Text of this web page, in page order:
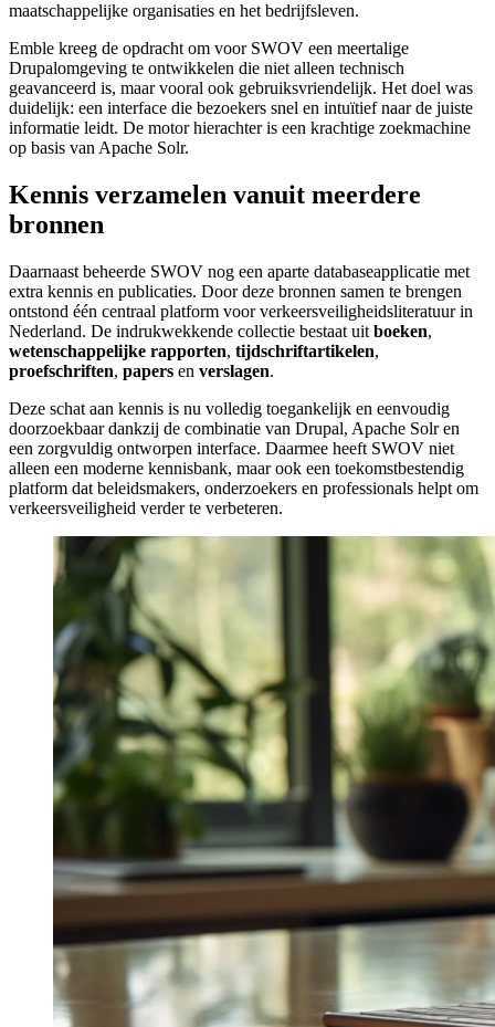
maatschappelijke organisaties en het bedrijfsleven.
Emble kreeg de opdracht om voor SWOV een meertalige
Drupalomgeving te ontwikkelen die niet alleen technisch
geavanceerd is, maar vooral ook gebruiksvriendelijk. Het doel was
duidelijk: een interface die bezoekers snel en intuïtief naar de juiste
informatie leidt. De motor hierachter is een krachtige zoekmachine
op basis van Apache Solr.
Kennis verzamelen vanuit meerdere
bronnen
Daarnaast beheerde SWOV nog een aparte databaseapplicatie met
extra kennis en publicaties. Door deze bronnen samen te brengen
ontstond één centraal platform voor verkeersveiligheidsliteratuur in
Nederland. De indrukwekkende collectie bestaat uit boeken,
wetenschappelijke rapporten, tijdschriftartikelen,
proefschriften, papers en verslagen.
Deze schat aan kennis is nu volledig toegankelijk en eenvoudig
doorzoekbaar dankzij de combinatie van Drupal, Apache Solr en
een zorgvuldig ontworpen interface. Daarmee heeft SWOV niet
alleen een moderne kennisbank, maar ook een toekomstbestendig
platform dat beleidsmakers, onderzoekers en professionals helpt om
verkeersveiligheid verder te verbeteren.